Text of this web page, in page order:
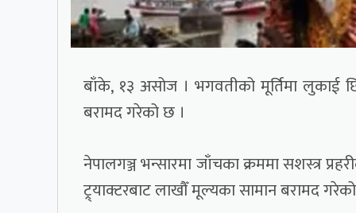
बाँके, १३ असोज । भगवतीको मूर्तिमा लुकाई
बरामद गरेको छ ।
नेपालगञ्ज भन्सारमा जाँचका क्रममा सशस्त्र
ट्र्याक्टरबाट लाखौँ मूल्यका सामान बरामद